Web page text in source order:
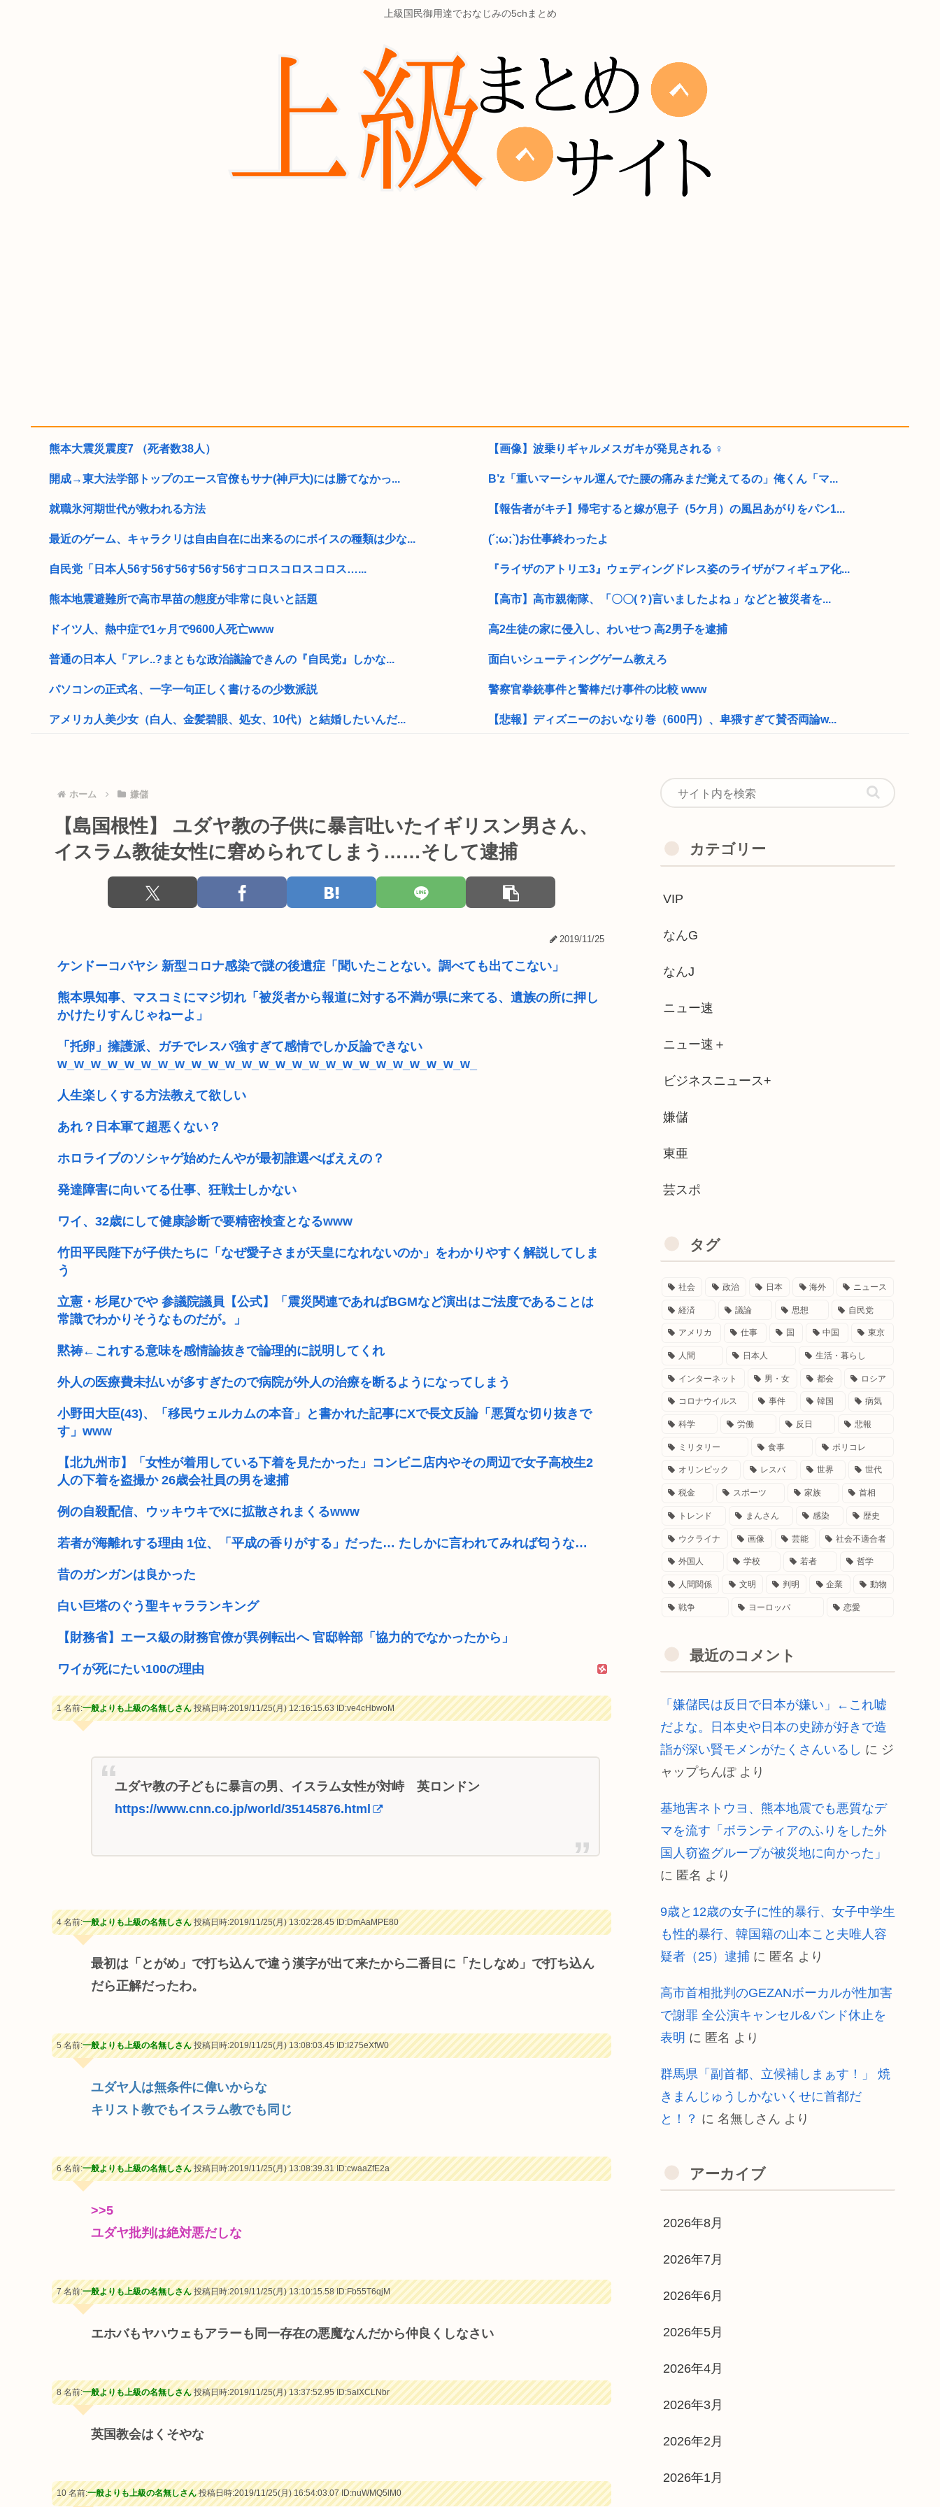
上級国民御用達でおなじみの5chまとめ
熊本大震災震度7 （死者数38人）
開成→東大法学部トップのエース官僚もサナ(神戸大)には勝てなかっ...
就職氷河期世代が救われる方法
最近のゲーム、キャラクリは自由自在に出来るのにボイスの種類は少な...
自民党「日本人56す56す56す56す56すコロスコロスコロス…...
熊本地震避難所で高市早苗の態度が非常に良いと話題
ドイツ人、熱中症で1ヶ月で9600人死亡www
普通の日本人「アレ..?まともな政治議論できんの『自民党』しかな...
パソコンの正式名、一字一句正しく書けるの少数派説
アメリカ人美少女（白人、金髪碧眼、処女、10代）と結婚したいんだ...
「43億円」相当の商談をキャンセルした女、業務妨害容疑で逮捕ww...
【動画】まんさんの配信自⚪︎動画、削除されるも再アップロードされ...
中国大使館に侵入した自衛官（24）、動機を告白「中国の強硬外交を...
ぼく「いい歳だし日本酒でも飲んでみるか」→「 まっず、、、」
「味方のふりをしてたが、実は敵のスパイだったキャラ」 何が真っ先...
男の6割「JC以下の女の子とセクロスが合法ならする」
【画像】波乗りギャルメスガキが発見される ‍♀
B’z「重いマーシャル運んでた腰の痛みまだ覚えてるの」俺くん「マ...
【報告者がキチ】帰宅すると嫁が息子（5ケ月）の風呂あがりをパン1...
(´;ω;`)お仕事終わったよ
『ライザのアトリエ3』ウェディングドレス姿のライザがフィギュア化...
【高市】高市親衛隊、「〇〇(？)言いましたよね 」などと被災者を...
高2生徒の家に侵入し、わいせつ 高2男子を逮捕
面白いシューティングゲーム教えろ
警察官拳銃事件と警棒だけ事件の比較 www
【悲報】ディズニーのおいなり巻（600円）、卑猥すぎて賛否両論w...
音楽愛好家「クラシック音楽のオーケストラはガラガラなのに、ゲーム...
就活女子大生「マジでどうしよう。手取り20万超えてて営業セコカン...
コーエイテクモ、ライザとおしゃべりできるゲームを発売。ムチムチム...
【画像】爆乳美女、今日もおっぱいがでかい！！！
(っ´ω`c)幻想水滸伝STAR LEAPがついに明日、配信され...
任天堂がGamescomのラインナップを発表！
アニメ好き32歳女性、238個の複アカで少年ジャンプグッズを大量...
女子高生さん、顔面にクマ撃退スプレーを噴射されて救助要請してしま...
「服脱いで、胸見せて」小学館 報告書で「マンガワン」とは別の大問...
私が男と2人でホテルに入る写真を突き付けられた。夫「ウワキだな。...
ホーム 嫌儲
【島国根性】 ユダヤ教の子供に暴言吐いたイギリスン男さん、
イスラム教徒女性に窘められてしまう……そして逮捕
2019/11/25
ケンドーコバヤシ 新型コロナ感染で謎の後遺症「聞いたことない。調べても出てこない」
熊本県知事、マスコミにマジ切れ「被災者から報道に対する不満が県に来てる、遺族の所に押し
かけたりすんじゃねーよ」
「托卵」擁護派、ガチでレスバ強すぎて感情でしか反論できない
w_w_w_w_w_w_w_w_w_w_w_w_w_w_w_w_w_w_w_w_w_w_w_w_w_
人生楽しくする方法教えて欲しい
あれ？日本軍て超悪くない？
ホロライブのソシャゲ始めたんやが最初誰選べばええの？
発達障害に向いてる仕事、狂戦士しかない
ワイ、32歳にして健康診断で要精密検査となるwww
竹田平民陛下が子供たちに「なぜ愛子さまが天皇になれないのか」をわかりやすく解説してしま
う
立憲・杉尾ひでや 参議院議員【公式】「震災関連であればBGMなど演出はご法度であることは
常識でわかりそうなものだが。」
黙祷←これする意味を感情論抜きで論理的に説明してくれ
外人の医療費未払いが多すぎたので病院が外人の治療を断るようになってしまう
小野田大臣(43)、「移民ウェルカムの本音」と書かれた記事にXで長文反論「悪質な切り抜きで
す」www
【北九州市】「女性が着用している下着を見たかった」コンビニ店内やその周辺で女子高校生2
人の下着を盗撮か 26歳会社員の男を逮捕
例の自殺配信、ウッキウキでXに拡散されまくるwww
若者が海離れする理由 1位、「平成の香りがする」だった… たしかに言われてみれば匂うな…
昔のガンガンは良かった
白い巨塔のぐう聖キャラランキング
【財務省】エース級の財務官僚が異例転出へ 官邸幹部「協力的でなかったから」
ワイが死にたい100の理由
1 名前:一般よりも上級の名無しさん投稿日時:2019/11/25(月) 12:16:15.63ID:ve4cHbwoM
ユダヤ教の子どもに暴言の男、イスラム女性が対峙 英ロンドン
https://www.cnn.co.jp/world/35145876.html
4 名前:一般よりも上級の名無しさん投稿日時:2019/11/25(月) 13:02:28.45ID:DmAaMPE80
最初は「とがめ」で打ち込んで違う漢字が出て来たから二番目に「たしなめ」で打ち込ん
だら正解だったわ。
5 名前:一般よりも上級の名無しさん投稿日時:2019/11/25(月) 13:08:03.45ID:I275eXfW0
ユダヤ人は無条件に偉いからな
キリスト教でもイスラム教でも同じ
6 名前:一般よりも上級の名無しさん投稿日時:2019/11/25(月) 13:08:39.31ID:cwaaZfE2a
>>5
ユダヤ批判は絶対悪だしな
7 名前:一般よりも上級の名無しさん投稿日時:2019/11/25(月) 13:10:15.58ID:Fb55T6qjM
エホバもヤハウェもアラーも同一存在の悪魔なんだから仲良くしなさい
8 名前:一般よりも上級の名無しさん投稿日時:2019/11/25(月) 13:37:52.95ID:5aIXCLNbr
英国教会はくそやな
10 名前:一般よりも上級の名無しさん投稿日時:2019/11/25(月) 16:54:03.07ID:nuWMQ5lM0
カテゴリー
VIP
なんG
なんJ
ニュー速
ニュー速＋
ビジネスニュース+
嫌儲
東亜
芸スポ
タグ
社会 政治 日本 海外 ニュース
経済 議論 思想 自民党
アメリカ 仕事 国 中国 東京
人間 日本人 生活・暮らし
インターネット 男・女 都会 ロシア
コロナウイルス 事件 韓国 病気
科学 労働 反日 悲報
ミリタリー 食事 ポリコレ
オリンピック レスバ 世界 世代
税金 スポーツ 家族 首相
トレンド まんさん 感染 歴史
ウクライナ 画像 芸能 社会不適合者
外国人 学校 若者 哲学
人間関係 文明 判明 企業 動物
戦争 ヨーロッパ 恋愛
最近のコメント
「嫌儲民は反日で日本が嫌い」←これ嘘
だよな。日本史や日本の史跡が好きで造
詣が深い賢モメンがたくさんいるし に ジ
ャップちんぽより
基地害ネトウヨ、熊本地震でも悪質なデ
マを流す「ボランティアのふりをした外
国人窃盗グループが被災地に向かった」
に 匿名 より
9歳と12歳の女子に性的暴行、女子中学生
も性的暴行、韓国籍の山本こと夫唯人容
疑者（25）逮捕 に 匿名 より
高市首相批判のGEZANボーカルが性加害
で謝罪 全公演キャンセル&バンド休止を
表明 に 匿名 より
群馬県「副首都、立候補しまぁす！」 焼
きまんじゅうしかないくせに首都だ
と！？ に 名無しさん より
アーカイブ
2026年8月
2026年7月
2026年6月
2026年5月
2026年4月
2026年3月
2026年2月
2026年1月